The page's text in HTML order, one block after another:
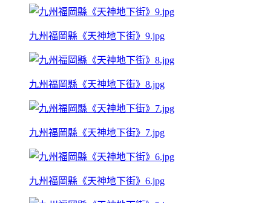
九州福岡縣《天神地下街》9.jpg
九州福岡縣《天神地下街》8.jpg
九州福岡縣《天神地下街》7.jpg
九州福岡縣《天神地下街》6.jpg